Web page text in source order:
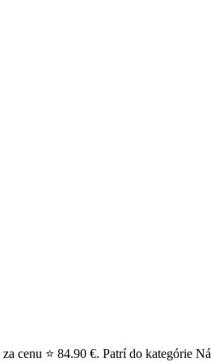
cenu ⭐ 84.90 €. Patrí do kategórie